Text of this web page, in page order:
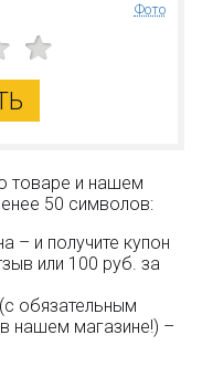
Фото
товаре и нашем
50 символов:
– и получите купон
или 100 руб. за
(с обязательным
нашем магазине!) –